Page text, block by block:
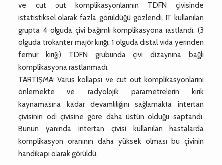
ve cut out komplikasyonlarının TDFN çivisinde
istatistiksel olarak fazla görüldüğü gözlendi. IT kullanılan
grupta 4 olguda çivi bağımlı komplikasyona rastlandı. (3
olguda trokanter majör kırığı, 1 olguda distal vida yerinden
femur kırığı) TDFN grubunda çivi dizaynına bağlı
komplikasyona rastlanmadı.
TARTIŞMA: Varus kollapsı ve cut out komplikasyonlarını
önlemekte ve radyolojik parametrelerin kırık
kaynamasına kadar devamlılığını sağlamakta intertan
çivisinin odi çivisine göre daha üstün olduğu saptandı.
Bunun yanında intertan çivisi kullanılan hastalarda
komplikasyon oranının daha yüksek olması bu çivinin
handikapı olarak görüldü.